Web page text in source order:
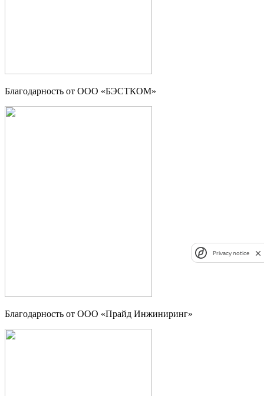
Благодарность от ООО «БЭСТКОМ»
Благодарность от ООО «Прайд Инжиниринг»
Privacy notice